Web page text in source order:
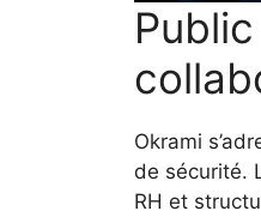
Okrami
de sécurité.
RH et